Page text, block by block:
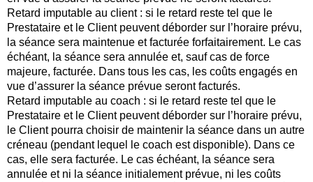
Retard imputable au client : si le retard reste tel que le
Prestataire et le Client peuvent déborder sur l’horaire prévu,
la séance sera maintenue et facturée forfaitairement. Le cas
échéant, la séance sera annulée et, sauf cas de force
majeure, facturée. Dans tous les cas, les coûts engagés en
vue d’assurer la séance prévue seront facturés.
Retard imputable au coach : si le retard reste tel que le
Prestataire et le Client peuvent déborder sur l’horaire prévu,
le Client pourra choisir de maintenir la séance dans un autre
créneau (pendant lequel le coach est disponible). Dans ce
cas, elle sera facturée. Le cas échéant, la séance sera
annulée et ni la séance initialement prévue, ni les coûts